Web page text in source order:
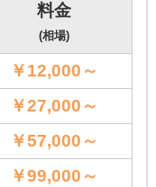
料金
(相場)
￥12,000～
￥27,000～
￥57,000～
￥99,000～